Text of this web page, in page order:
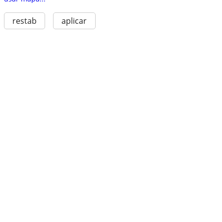
restab aplicar